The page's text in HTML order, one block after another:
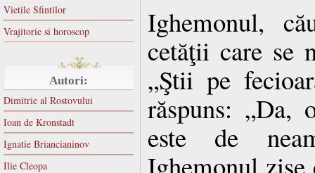
Vietile Sfintilor
Vrajitorie si horoscop
Autori:
Dimitrie al Rostovului
Ioan de Kronstadt
Ignatie Briancianinov
Ilie Cleopa
Ighemonul,
cetăţii care se
„Ştii pe
răspuns: „Da,
este de
Ighemonul zise